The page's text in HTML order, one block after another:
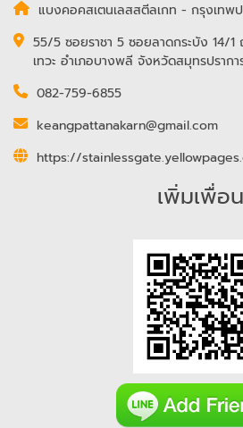
แบงคอคสเตนเลสสตีลเกท - กรุงเทพป
55/5 ซอยราชา 5 ซอยลาดกระบัง 14/1
เทวะ อำเภอบางพลี จังหวัดสมุทรปราก
082-759-6855
keangpattanakarn@gmail.com
https://
เพิ่มเพื่อน